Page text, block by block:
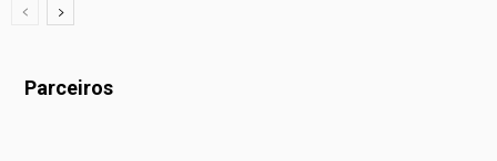
Parceiros